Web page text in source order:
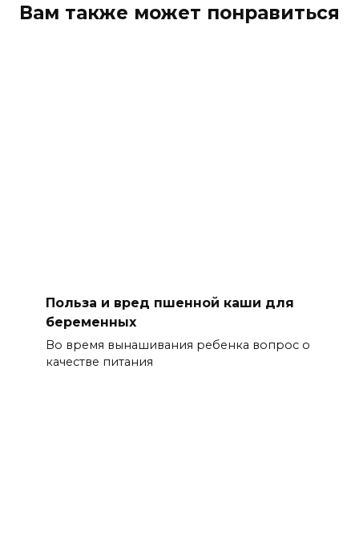
Вам также может понравиться
Польза и вред пшенной каши для
беременных
Во время вынашивания ребенка вопрос о
качестве питания